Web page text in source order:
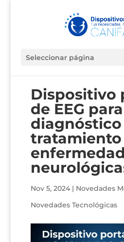
Seleccionar página
Dispositivo
de EEG para
diagnóstico
tratamiento
Nov 5, 2024| Novedades
Novedades Tecnológicas